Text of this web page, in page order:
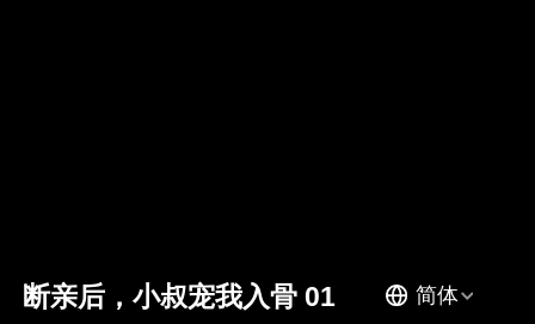
断亲后，小叔宠我入骨 01 简体